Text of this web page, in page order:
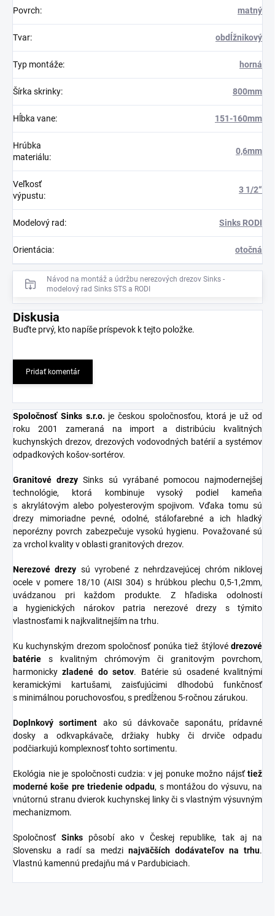
Povrch: matný
Tvar: obdĺžnikový
Typ montáže: horná
Šírka skrinky: 800mm
Hĺbka vane: 151-160mm
Hrúbka
materiálu:
0,6mm
Veľkosť
výpustu:
3 1/2“
Modelový rad: Sinks RODI
Orientácia: otočná
Návod na montáž a údržbu nerezových drezov Sinks -
modelový rad Sinks STS a RODI
Diskusia
Buďte prvý, kto napíše príspevok k tejto položke.
Pridať komentár
Spoločnosť Sinks s.r.o. je českou spoločnosťou, ktorá je už od
roku 2001 zameraná na import a distribúciu kvalitných
kuchynských drezov, drezových vodovodných batérií a systémov
odpadkových košov-sortérov.
Granitové drezy Sinks sú vyrábané pomocou najmodernejšej
technológie, ktorá kombinuje vysoký podiel kameňa
s akrylátovým alebo polyesterovým spojivom. Vďaka tomu sú
drezy mimoriadne pevné, odolné, stálofarebné a ich hladký
neporézny povrch zabezpečuje vysokú hygienu. Považované sú
za vrchol kvality v oblasti granitových drezov.
Nerezové drezy sú vyrobené z nehrdzavejúcej chróm niklovej
ocele v pomere 18/10 (AISI 304) s hrúbkou plechu 0,5-1,2mm,
uvádzanou pri každom produkte. Z hľadiska odolnosti
a hygienických nárokov patria nerezové drezy s týmito
vlastnosťami k najkvalitnejším na trhu.
Ku kuchynským drezom spoločnosť ponúka tiež štýlové drezové
batérie s kvalitným chrómovým či granitovým povrchom,
harmonickyzladené do setov. Batérie sú osadené kvalitnými
keramickými kartušami, zaisťujúcimi dlhodobú funkčnosť
s minimálnou poruchovosťou, s predĺženou 5-ročnou zárukou.
Doplnkový sortiment ako sú dávkovače saponátu, prídavné
dosky a odkvapkávače, držiaky hubky či drviče odpadu
podčiarkujú komplexnosť tohto sortimentu.
Ekológia nie je spoločnosti cudzia: v jej ponuke možno nájsťtiež
moderné koše pre triedenie odpadu, s montážou do výsuvu, na
vnútornú stranu dvierok kuchynskej linky či s vlastným výsuvným
mechanizmom.
SpoločnosťSinks pôsobí ako v Českej republike, tak aj na
Slovensku a radí sa medzi najväčších dodávateľov na trhu.
Vlastnú kamennú predajňu má v Pardubiciach.